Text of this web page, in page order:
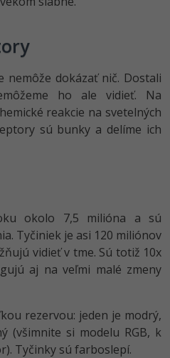
nemôže dokázať nič. Dostali
ho ale vidieť. Na
reakcie na svetelných
sú bunky a delíme ich
okolo 7,5 milióna a sú
Tyčiniek je asi 120 miliónov
vidieť v tme. Sú totiž 10x
aj na veľmi malé zmeny
rezervou: jeden je modrý,
(všimnite si modelu RGB, k
Tyčinky sú farboslepí.